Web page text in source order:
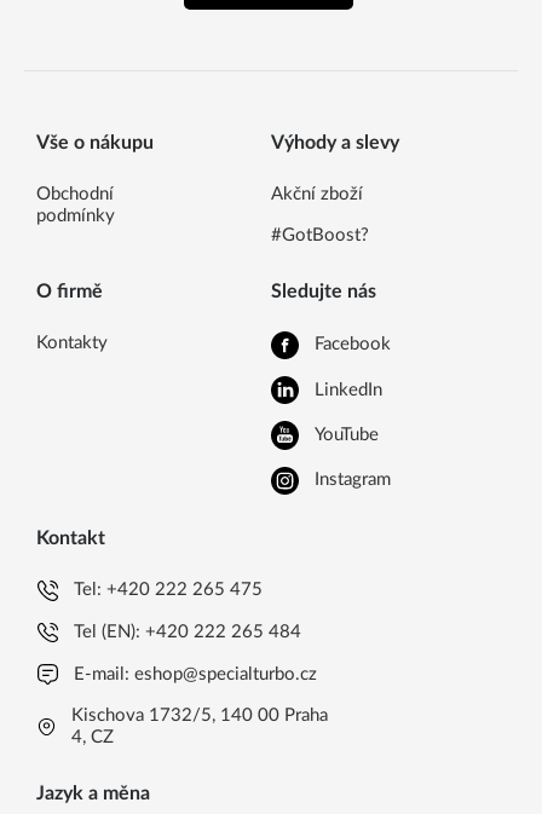
Vše o nákupu
Obchodní
podmínky
Výhody a slevy
Akční zboží
#GotBoost?
O firmě
Kontakty
Sledujte nás
Facebook
LinkedIn
YouTube
Instagram
Kontakt
Tel:+420 222 265 475
Tel (EN):+420 222 265 484
E-mail:eshop@specialturbo.cz
Kischova 1732/5, 140 00 Praha
4, CZ
Jazyk a měna